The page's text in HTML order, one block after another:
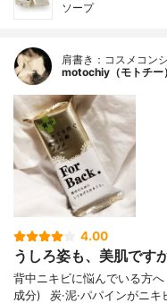
ソープ
肩書き：コスメコン
motochiy（モトチー）
4.00
うしろ姿も、美肌です
背中ニキビに悩んでいる
成分)⠀炭·泥·パパインがニ